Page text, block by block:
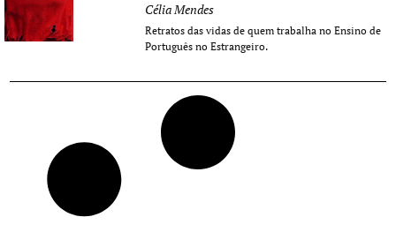
Célia Mendes
Retratos das vidas de quem trabalha no Ensino de
Português no Estrangeiro.